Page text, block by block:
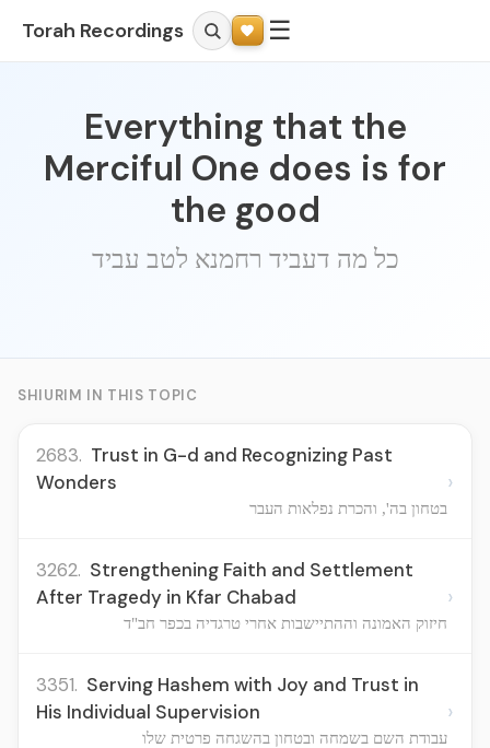
Torah Recordings ☰
Everything that the
Merciful One does is for
the good
כל מה דעביד רחמנא לטב עביד
SHIURIM IN THIS TOPIC
2683. Trust in G-d and Recognizing Past
Wonders
בטחון בה', והכרת נפלאות העבר
›
3262. Strengthening Faith and Settlement
After Tragedy in Kfar Chabad
חיזוק האמונה וההתיישבות אחרי טרגדיה בכפר חב"ד
›
3351. Serving Hashem with Joy and Trust in
His Individual Supervision
עבודת השם בשמחה ובטחון בהשגחה פרטית שלו
›